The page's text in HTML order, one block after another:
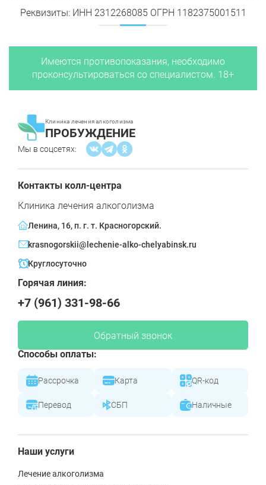
Реквизиты: ИНН 2312268085 ОГРН 1182375001511
Имеются противопоказания, необходимо
проконсультироваться со специалистом. 18+
Клиника лечения алкоголизма
ПРОБУЖДЕНИЕ
Мы в соцсетях:
Контакты колл-центра
Клиника лечения алкоголизма
Ленина, 16, п. г. т. Красногорский.
krasnogorskii@lechenie-alko-chelyabinsk.ru
Круглосуточно
Горячая линия:
+7 (961) 331-98-66
Обратный звонок
Способы оплаты:
Рассрочка Карта QR-код
Перевод СБП Наличные
Наши услуги
Лечение алкоголизма